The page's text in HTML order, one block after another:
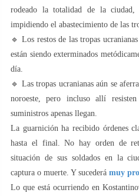
rodeado la totalidad de la ciudad,
impidiendo el abastecimiento de las
🔹 Los restos de las tropas
están siendo exterminados
día.
🔹 Las tropas ucranianas aún se
noroeste, pero incluso allí
suministros apenas llegan.
La guarnición ha recibido órdenes
hasta el final. No hay orden de
situación de sus soldados en la
captura o muerte. Y sucederá muy
Lo que está ocurriendo en